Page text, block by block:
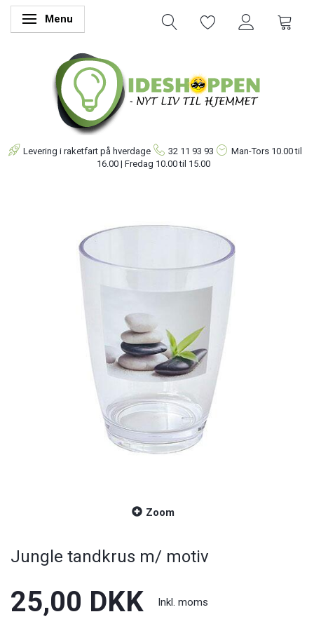
Skifte navigation
Menu
Levering i raketfart på hverdage 32 11 93 93 Man-Tors 10.00 til
16.00 | Fredag 10.00 til 15.00
Zoom
Jungle tandkrus m/ motiv
25,00 DKK Inkl. moms